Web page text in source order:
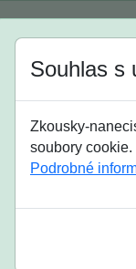
8. třída 9.
na SŠ?
Souhlas s
Zkousky-
soubory
Podrobné